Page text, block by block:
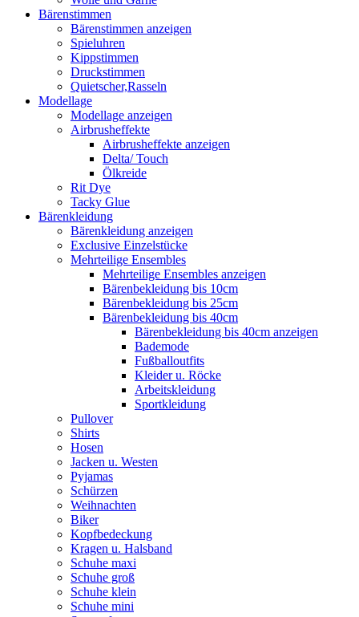
Bärenstimmen
Bärenstimmen anzeigen
Spieluhren
Kippstimmen
Druckstimmen
Quietscher,Rasseln
Modellage
Modellage anzeigen
Airbrusheffekte
Airbrusheffekte anzeigen
Delta/ Touch
Ölkreide
Rit Dye
Tacky Glue
Bärenkleidung
Bärenkleidung anzeigen
Exclusive Einzelstücke
Mehrteilige Ensembles
Mehrteilige Ensembles anzeigen
Bärenbekleidung bis 10cm
Bärenbekleidung bis 25cm
Bärenbekleidung bis 40cm
Bärenbekleidung bis 40cm anzeigen
Bademode
Fußballoutfits
Kleider u. Röcke
Arbeitskleidung
Sportkleidung
Pullover
Shirts
Hosen
Jacken u. Westen
Pyjamas
Schürzen
Weihnachten
Biker
Kopfbedeckung
Kragen u. Halsband
Schuhe maxi
Schuhe groß
Schuhe klein
Schuhe mini